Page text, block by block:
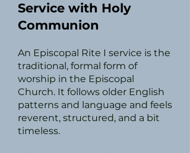
Service with Holy
Communion
An Episcopal Rite I service is the
traditional, formal form of
worship in the Episcopal
Church. It follows older English
patterns and language and feels
reverent, structured, and a bit
timeless.